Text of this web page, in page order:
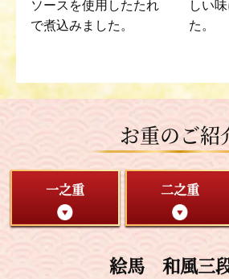
ソースを使用したたれ
で煮込みました。
しい
た。
お重のご紹
一之重 二之重
絵馬 和風三